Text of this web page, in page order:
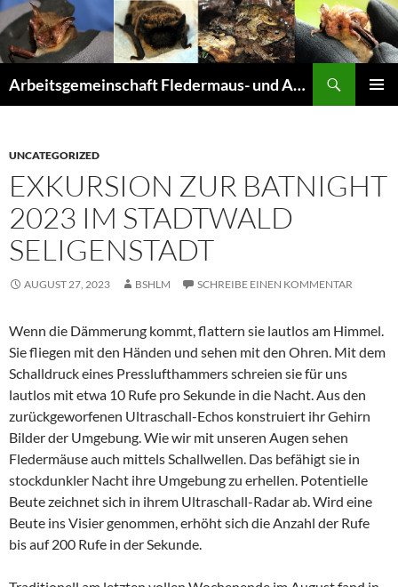
Arbeitsgemeinschaft Fledermaus- und Amphibienschutz Seligenstadt und Mainhausen
UNCATEGORIZED
EXKURSION ZUR BATNIGHT
2023 IM STADTWALD
SELIGENSTADT
AUGUST 27, 2023 BSHLM SCHREIBE EINEN KOMMENTAR
Wenn die Dämmerung kommt, flattern sie lautlos am Himmel.
Sie fliegen mit den Händen und sehen mit den Ohren. Mit dem
Schalldruck eines Presslufthammers schreien sie für uns
lautlos mit etwa 10 Rufe pro Sekunde in die Nacht. Aus den
zurückgeworfenen Ultraschall-Echos konstruiert ihr Gehirn
Bilder der Umgebung. Wie wir mit unseren Augen sehen
Fledermäuse auch mittels Schallwellen. Das befähigt sie in
stockdunkler Nacht ihre Umgebung zu erhellen. Potentielle
Beute zeichnet sich in ihrem Ultraschall-Radar ab. Wird eine
Beute ins Visier genommen, erhöht sich die Anzahl der Rufe
bis auf 200 Rufe in der Sekunde.